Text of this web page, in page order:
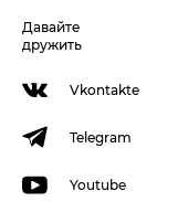
Давайте
дружить
Vkontakte
Telegram
Youtube